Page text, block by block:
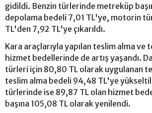
gidildi. Benzin türlerinde metreküp
depolama bedeli 7,01 TL'ye, motorin
TL'den 7,92 TL'ye çıkarıldı.
Kara araçlarıyla yapılan teslim alma ve
hizmet bedellerinde de artış yaşandı.
türleri için 80,80 TL olarak uygulanan
teslim alma bedeli 94,48 TL'ye
türlerinde ise 89,87 TL olan hizmet
başına 105,08 TL olarak yenilendi.